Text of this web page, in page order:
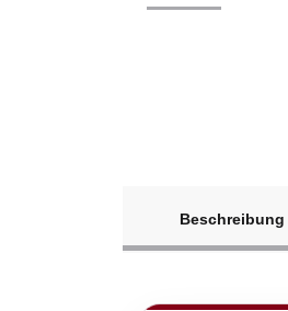
Beschreibung